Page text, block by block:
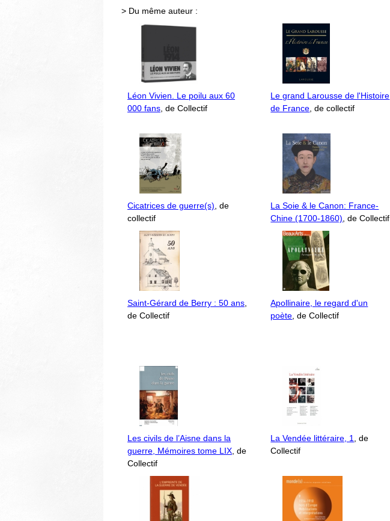
> Du même auteur :
Léon Vivien. Le poilu aux 60
000 fans, de Collectif
Le grand Larousse de l'Histoire
de France, de collectif
Cicatrices de guerre(s), de
collectif
La Soie & le Canon: France-
Chine (1700-1860), de Collectif
Saint-Gérard de Berry : 50 ans,
de Collectif
Apollinaire, le regard d'un
poète, de Collectif
Les civils de l’Aisne dans la
guerre, Mémoires tome LIX, de
Collectif
La Vendée littéraire, 1, de
Collectif